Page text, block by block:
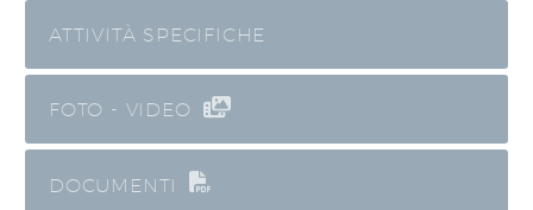
ATTIVITÀ SPECIFICHE
FOTO - VIDEO
DOCUMENTI